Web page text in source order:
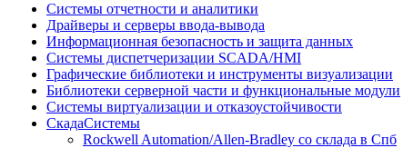
Системы отчетности и аналитики
Драйверы и серверы ввода-вывода
Информационная безопасность и защита данных
Системы диспетчеризации SCADA/HMI
Графические библиотеки и инструменты визуализации
Библиотеки серверной части и функциональные модули
Системы виртуализации и отказоустойчивости
СкадаСистемы
Rockwell Automation/Allen-Bradley со склада в Спб